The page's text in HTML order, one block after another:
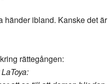
händer ibland. Kanske det är
rättegången: